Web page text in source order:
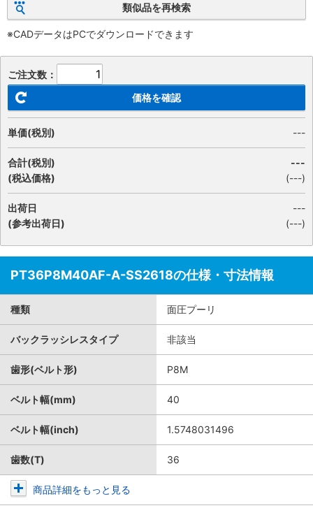
類似品を再検索
※CADデータはPCでダウンロードできます
ご注文数：
価格を確認
単価(税別) ---
合計(税別)
(税込価格)
---
(---)
出荷日
(参考出荷日)
---
(---)
PT36P8M40AF-A-SS2618の仕様・寸法情報
種類 面圧プーリ
バックラッシレスタイプ 非該当
歯形(ベルト形) P8M
ベルト幅(mm) 40
ベルト幅(inch) 1.5748031496
歯数(T) 36
商品詳細をもっと見る